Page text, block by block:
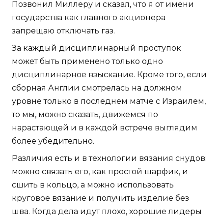
Позвонил Миллеру и сказал, что я от имени
государства как главного акционера
запрещаю отключать газ.
За каждый дисциплинарный проступок
может быть применено только одно
дисциплинарное взыскание. Кроме того, если
сборная Англии смотрелась на должном
уровне только в последнем матче с Израилем,
то мы, можно сказать, движемся по
нарастающей и в каждой встрече выглядим
более убедительно.
Различия есть и в технологии вязания снудов:
можно связать его, как простой шарфик, и
сшить в кольцо, а можно использовать
круговое вязание и получить изделие без
шва. Когда дела идут плохо, хорошие лидеры